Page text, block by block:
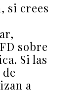
si crees
sobre
Si las
a